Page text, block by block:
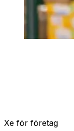
Xe för företag